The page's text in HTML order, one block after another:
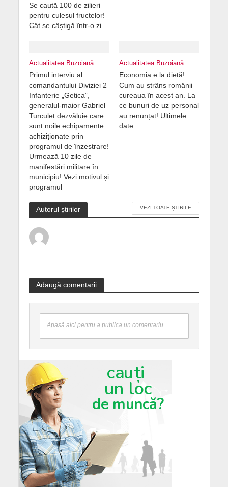
Se caută 100 de zilieri
pentru culesul fructelor!
Cât se câștigă într-o zi
Actualitatea Buzoiană
Primul interviu al
comandantului Diviziei 2
Infanterie „Getica”,
generalul-maior Gabriel
Turculeț dezvăluie care
sunt noile echipamente
achiziționate prin
programul de înzestrare!
Urmează 10 zile de
manifestări militare în
municipiu! Vezi motivul și
programul
Actualitatea Buzoiană
Economia e la dietă!
Cum au strâns românii
cureaua în acest an. La
ce bunuri de uz personal
au renunțat! Ultimele
date
Autorul știrilor VEZI TOATE ȘTIRILE
Adaugă comentarii
Apasă aici pentru a publica un comentariu